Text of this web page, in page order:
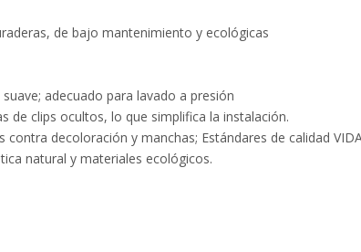
de bajo mantenimiento y ecológicas
adecuado para lavado a presión
de clips ocultos, lo que simplifica la instalación.
contra decoloración y manchas; Estándares de calidad
natural y materiales ecológicos.